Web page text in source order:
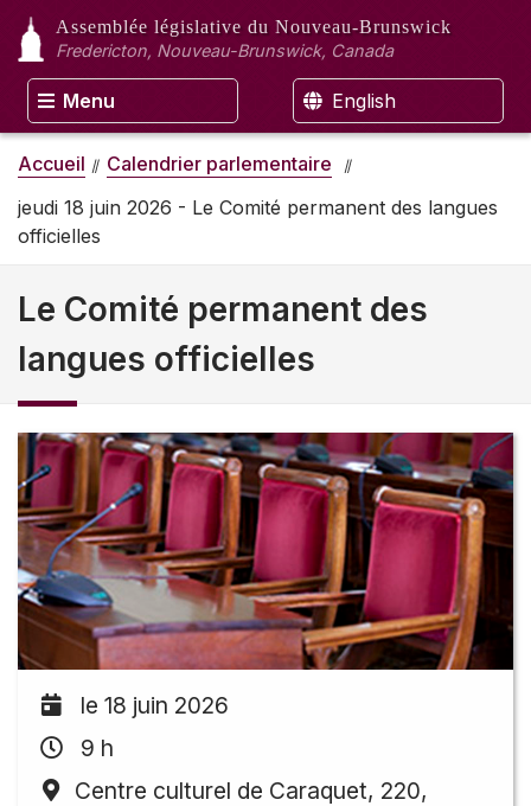
Assemblée législative du Nouveau-Brunswick
Fredericton, Nouveau-Brunswick, Canada
Menu English
Accueil
Calendrier parlementaire
jeudi 18 juin 2026 - Le Comité permanent des langues
officielles
Le Comité permanent des
langues officielles
le 18 juin 2026
9 h
Centre culturel de Caraquet, 220,